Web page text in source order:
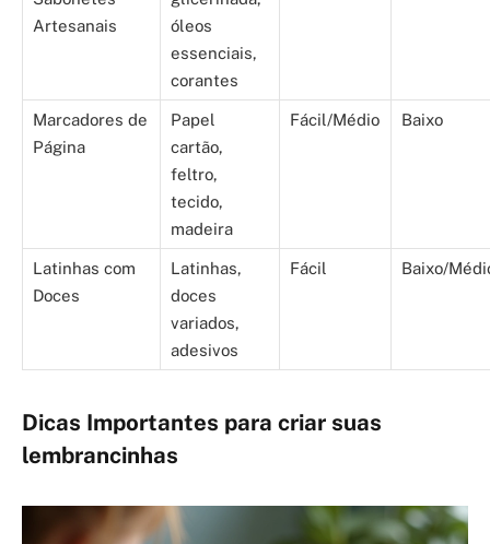
Artesanais
óleos
essenciais,
corantes
Marcadores de
Página
Papel
cartão,
feltro,
tecido,
madeira
Fácil/Médio Baixo
Latinhas com
Doces
Latinhas,
doces
variados,
adesivos
Fácil Baixo/
Dicas Importantes para criar suas
lembrancinhas